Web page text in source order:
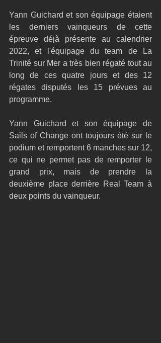
Yann Guichard et son équipage étaient
les derniers vainqueurs de cette
épreuve déjà présente au calendrier
2022, et l'équipage du team de La
Trinité sur Mer a très bien régaté tout au
long de ces quatre jours et des 12
régates disputés les 15 prévues au
programme.
Yann Guichard et son équipage de
Sails of Change ont toujours été sur le
podium et remportent 6 manches sur 12,
ce qui ne permet pas de remporter le
grand prix, mais de prendre la
deuxième place derrière Real Team à
deux points du vainqueur.